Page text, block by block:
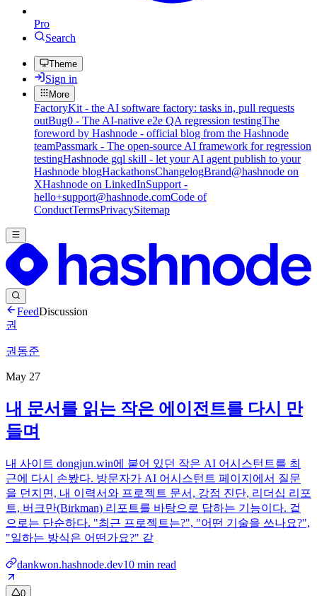
Pro
Search
Theme
Sign in
More
FactoryKit - the AI software factory: tasks in, pull requests
outBug0 - The AI-native e2e QA regression testingThe
foreword by Hashnode - official blog from the Hashnode
teamPassmark - The open-source AI framework for regression
testingHashnode gql skill - let your AI agent publish to your
Hashnode blogHackathonsChangelogBrand@hashnode on
XHashnode on LinkedInSupport -
hello+support@hashnode.comCode of
ConductTermsPrivacySitemap
FeedDiscussion
권
권동준
May 27
내 문서를 읽는 작은 에이전트를 다시 만
들며
내 사이트 dongjun.win에 붙어 있던 작은 AI 어시스턴트를 최
근에 다시 손봤다. 방문자가 AI 어시스턴트 페이지에서 질문
을 던지면, 내 이력서와 프로젝트 문서, 강점 진단, 리더십 리포
트, 버크만(Birkman) 리포트를 바탕으로 답하는 기능이다. 겉
으로는 단순하다. "최근 프로젝트는?", "어떤 기술을 쓰나요?",
"일하는 방식은 어떤가요?" 같
dankwon.hashnode.dev10 min read
0